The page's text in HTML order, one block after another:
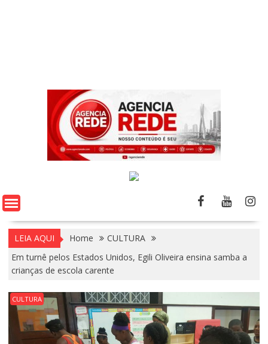
LEIA AQUI Home
CULTURA
Em turnê pelos Estados Unidos, Egili Oliveira ensina samba a
crianças de escola carente
CULTURA